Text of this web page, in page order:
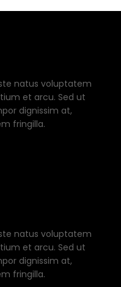
natus voluptatem
et arcu. Sed ut
dignissim at,
fringilla.
natus voluptatem
et arcu. Sed ut
dignissim at,
fringilla.